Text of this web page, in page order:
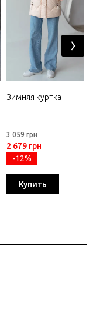
Зимняя куртка
3 059 грн
2 679 грн
-12%
Купить
›